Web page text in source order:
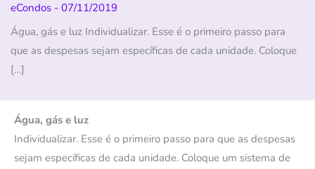
eCondos - 07/11/2019
Água, gás e luz Individualizar. Esse é o primeiro passo para
que as despesas sejam específicas de cada unidade. Coloque
[…]
Água, gás e luz
Individualizar. Esse é o primeiro passo para que as despesas
sejam específicas de cada unidade. Coloque um sistema de